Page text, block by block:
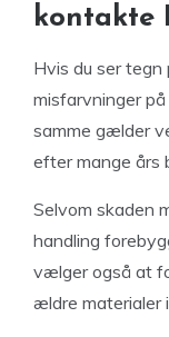
kontakte
Hvis du ser
misfarvninger
samme gælder
efter mange års
Selvom skaden
handling
vælger også at
ældre materialer